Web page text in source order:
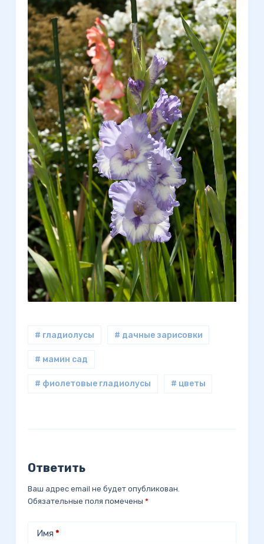
# гладиолусы # дачные зарисовки
# мамин сад
# фиолетовые гладиолусы # цветы
Ответить
Ваш адрес email не будет опубликован.
Обязательные поля помечены *
Имя *